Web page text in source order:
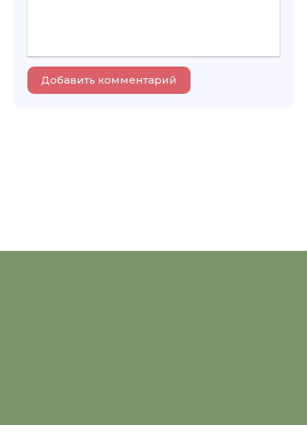
Добавить комментарий